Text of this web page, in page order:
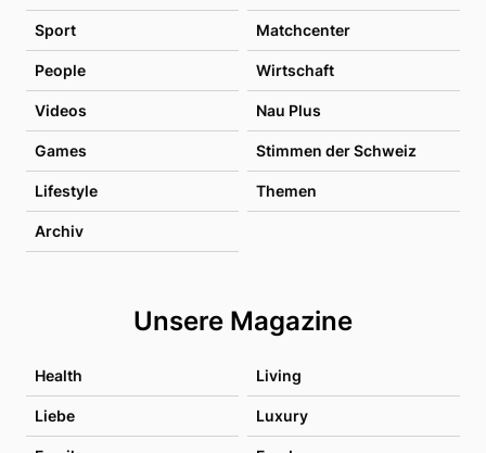
Sport Matchcenter
People Wirtschaft
Videos Nau Plus
Games Stimmen der Schweiz
Lifestyle Themen
Archiv
Unsere Magazine
Health Living
Liebe Luxury